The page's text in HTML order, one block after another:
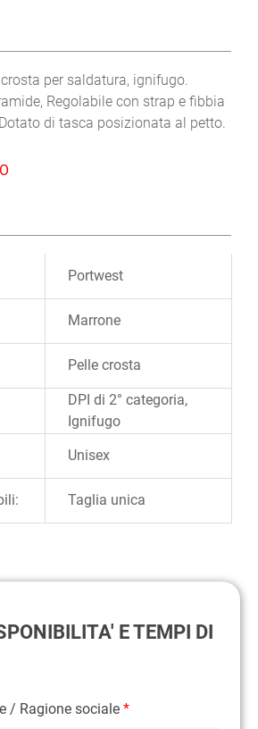
per saldatura, ignifugo.
Regolabile con strap e fibbia
di tasca posizionata al petto.
Portwest
Marrone
Pelle crosta
DPI di 2° categoria,
Ignifugo
Unisex
Taglia unica
E TEMPI DI
/ Ragione sociale *